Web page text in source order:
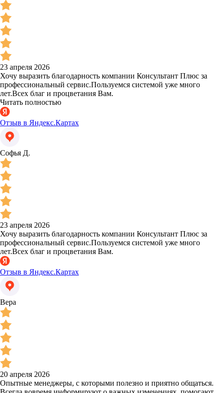
23 апреля 2026
Хочу выразить благодарность компании Консультант Плюс за
профессиональный сервис.Пользуемся системой уже много
лет.Всех благ и процветания Вам.
Читать полностью
Отзыв в Яндекс.Картах
Софья Д.
23 апреля 2026
Хочу выразить благодарность компании Консультант Плюс за
профессиональный сервис.Пользуемся системой уже много
лет.Всех благ и процветания Вам.
Отзыв в Яндекс.Картах
Вера
20 апреля 2026
Опытные менеджеры, с которыми полезно и приятно общаться.